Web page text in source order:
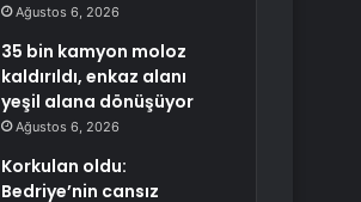
Ağustos 6, 2026
35 bin kamyon moloz
kaldırıldı, enkaz alanı
yeşil alana dönüşüyor
Ağustos 6, 2026
Korkulan oldu:
Bedriye’nin cansız